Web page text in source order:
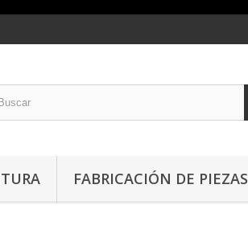
FABRICACIÓN DE PIEZAS